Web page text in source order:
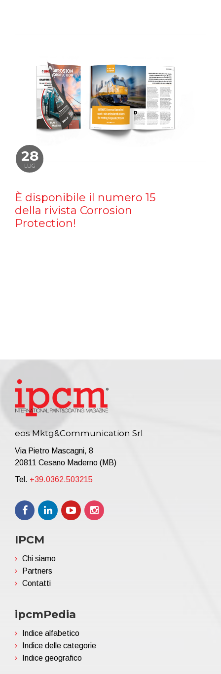
28
LUG
È disponibile il numero 15
della rivista Corrosion
Protection!
eos Mktg&Communication Srl
Via Pietro Mascagni, 8
20811 Cesano Maderno (MB)
Tel. +39.0362.503215
IPCM
Chi siamo
Partners
Contatti
ipcmPedia
Indice alfabetico
Indice delle categorie
Indice geografico